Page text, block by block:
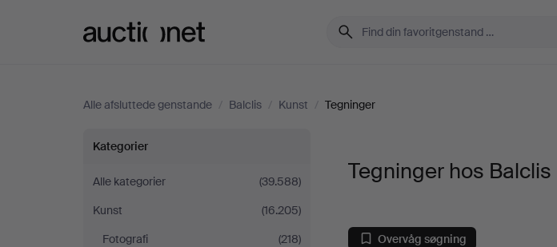
Alle afsluttede genstande / Balclis / Kunst / Tegninger
Tegninger
hos
Balclis
Kategorier
Alle kategorier
(39.588)
Kunst
(16.205)
Fotografi
(218)
Tegninger hos Balclis
Overvåg søgning